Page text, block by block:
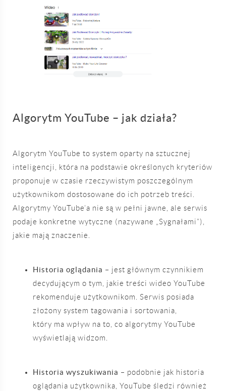
Algorytm YouTube – jak działa?
Algorytm YouTube to system oparty na sztucznej
inteligencji, która na podstawie określonych kryteriów
proponuje w czasie rzeczywistym poszczególnym
użytkownikom dostosowane do ich potrzeb treści.
Algorytmy YouTube’a nie są w pełni jawne, ale serwis
podaje konkretne wytyczne (nazywane „Sygnałami”),
jakie mają znaczenie.
Historia oglądania – jest głównym czynnikiem
decydującym o tym, jakie treści wideo YouTube
rekomenduje użytkownikom. Serwis posiada
złożony system tagowania i sortowania,
który ma wpływ na to, co algorytmy YouTube
wyświetlają widzom.
Historia wyszukiwania – podobnie jak historia
oglądania użytkownika, YouTube śledzi również